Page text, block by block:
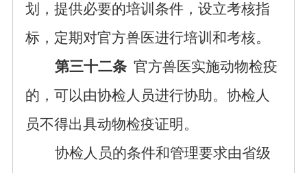
划，提供必要的培训条件，设立考核指
标，定期对官方兽医进行培训和考核。
第三十二条 官方兽医实施动物检疫
的，可以由协检人员进行协助。协检人
员不得出具动物检疫证明。
协检人员的条件和管理要求由省级